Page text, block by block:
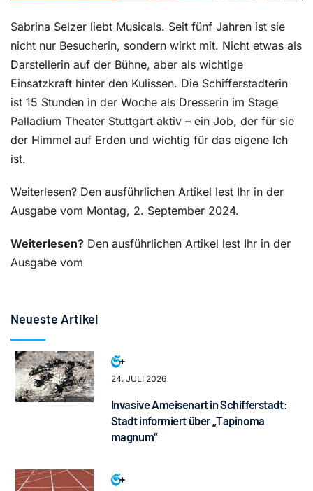
Sabrina Selzer liebt Musicals. Seit fünf Jahren ist sie
nicht nur Besucherin, sondern wirkt mit. Nicht etwas als
Darstellerin auf der Bühne, aber als wichtige
Einsatzkraft hinter den Kulissen. Die Schifferstadterin
ist 15 Stunden in der Woche als Dresserin im Stage
Palladium Theater Stuttgart aktiv – ein Job, der für sie
der Himmel auf Erden und wichtig für das eigene Ich
ist.
Weiterlesen? Den ausführlichen Artikel lest Ihr in der
Ausgabe vom Montag, 2. September 2024.
Weiterlesen? Den ausführlichen Artikel lest Ihr in der
Ausgabe vom
Neueste Artikel
24. JULI 2026
Invasive Ameisenart in Schifferstadt:
Stadt informiert über „Tapinoma
magnum“